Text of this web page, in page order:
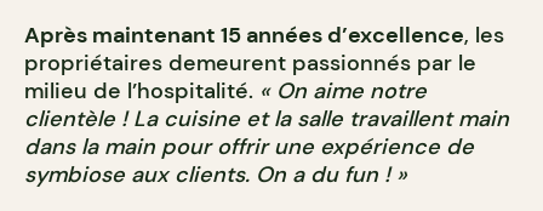
Après maintenant 15 années d’excellence, les
propriétaires demeurent passionnés par le
milieu de l’hospitalité. « On aime notre
clientèle ! La cuisine et la salle travaillent main
dans la main pour offrir une expérience de
symbiose aux clients. On a du fun ! »